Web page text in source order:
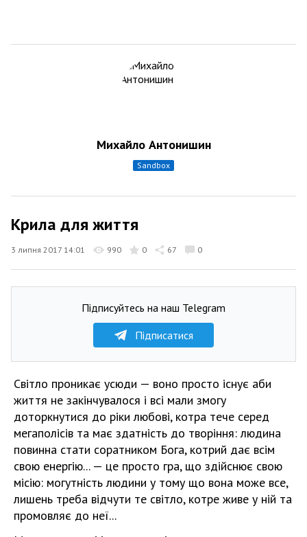
Михайло Антонишин
sandbox
Крила для життя
3 липня 2017 14:01 990 0 67 0
Підписуйтесь на наш Telegram
Підписатися
Світло проникає усюди — воно просто існує аби
життя не закінчувалося і всі мали змогу
доторкнутися до ріки любові, котра тече серед
мегаполісів та має здатність до творіння: людина
повинна стати соратником Бога, котрий дає всім
свою енергію... — це просто гра, що здійснює свою
місію: могутність людини у тому що вона може все,
лишень треба відчути те світло, котре живе у ній та
промовляє до неї...